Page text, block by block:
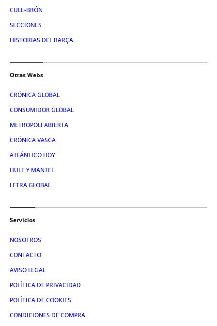
CULE-BRÓN
SECCIONES
HISTORIAS DEL BARÇA
Otras Webs
CRÓNICA GLOBAL
CONSUMIDOR GLOBAL
METROPOLI ABIERTA
CRÓNICA VASCA
ATLÁNTICO HOY
HULE Y MANTEL
LETRA GLOBAL
Servicios
NOSOTROS
CONTACTO
AVISO LEGAL
POLÍTICA DE PRIVACIDAD
POLÍTICA DE COOKIES
CONDICIONES DE COMPRA